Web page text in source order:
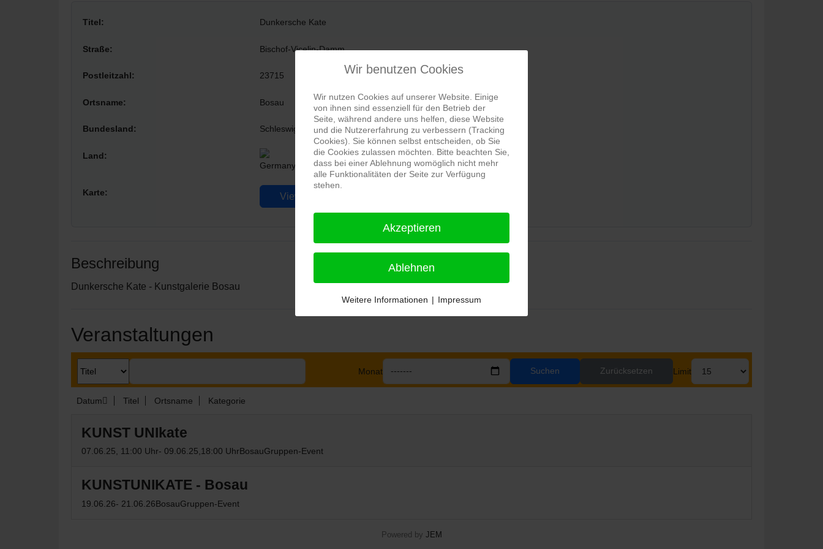
Titel: Dunkersche Kate
Straße: Bischof-Vicelin-Damm
Postleitzahl: 23715
Ortsname: Bosau
Bundesland: Schleswig-Holstein
Land:
Karte: View map
Beschreibung
Dunkersche Kate - Kunstgalerie Bosau
Veranstaltungen
Monat Suchen Zurücksetzen Limit
Datum Titel Ortsname Kategorie
KUNST UNIkate
07.06.25 , 11:00 Uhr- 09.06.25 18:00 UhrBosauGruppen-Event
KUNSTUNIKATE - Bosau
19.06.26- 21.06.26BosauGruppen-Event
Powered by JEM
Wir benutzen Cookies
Wir nutzen Cookies auf unserer Website. Einige
von ihnen sind essenziell für den Betrieb der
Seite, während andere uns helfen, diese Website
und die Nutzererfahrung zu verbessern (Tracking
Cookies). Sie können selbst entscheiden, ob Sie
die Cookies zulassen möchten. Bitte beachten Sie,
dass bei einer Ablehnung womöglich nicht mehr
alle Funktionalitäten der Seite zur Verfügung
stehen.
Akzeptieren
Ablehnen
Weitere Informationen | Impressum